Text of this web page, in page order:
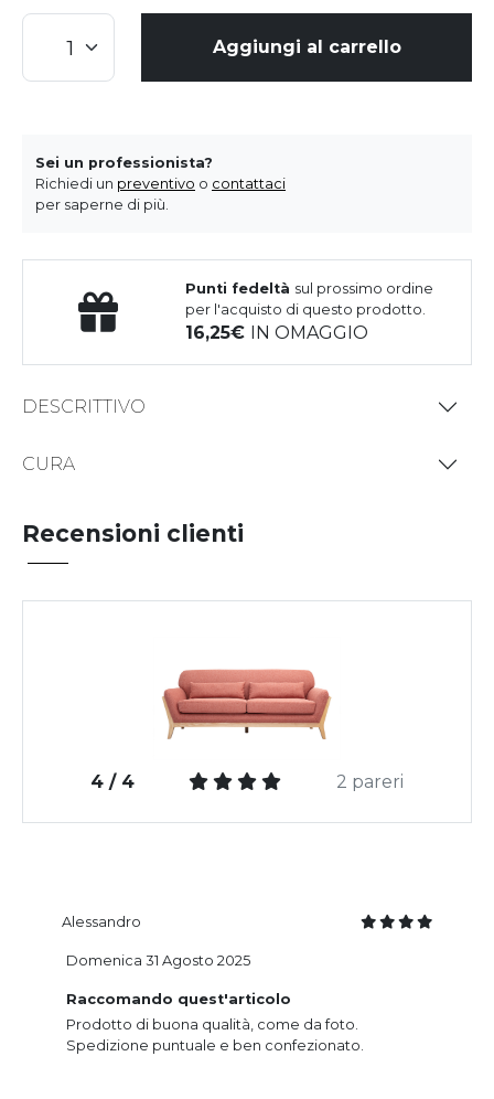
Aggiungi al carrello
Sei un professionista?
Richiedi un preventivo o contattaci
per saperne di più.
Punti fedeltà sul prossimo ordine
per l'acquisto di questo prodotto.
16,25 IN OMAGGIO
DESCRITTIVO
CURA
Recensioni clienti
4 / 4 2 pareri
Alessandro
Raccomando quest'articolo
Prodotto di buona qualità, come da foto.
Spedizione puntuale e ben confezionato.
Domenica 31 Agosto 2025